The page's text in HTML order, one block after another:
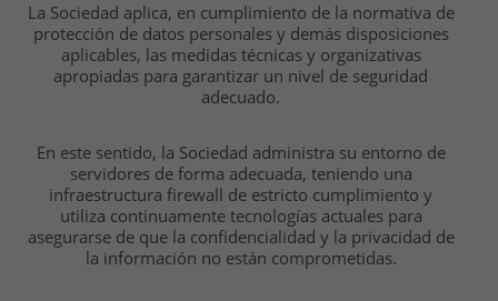
La Sociedad aplica, en cumplimiento de la normativa de
protección de datos personales y demás disposiciones
aplicables, las medidas técnicas y organizativas
apropiadas para garantizar un nivel de seguridad
adecuado.
En este sentido, la Sociedad administra su entorno de
servidores de forma adecuada, teniendo una
infraestructura firewall de estricto cumplimiento y
utiliza continuamente tecnologías actuales para
asegurarse de que la confidencialidad y la privacidad de
la información no están comprometidas.